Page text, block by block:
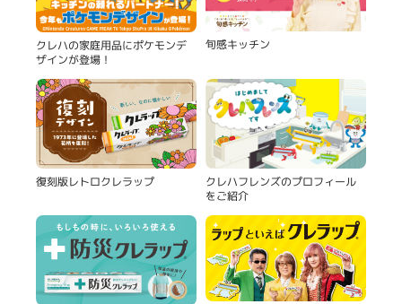
クレハの家庭用品にポケモンデ
ザインが登場！
旬感キッチン
復刻版レトロクレラップ クレハフレンズのプロフィール
をご紹介